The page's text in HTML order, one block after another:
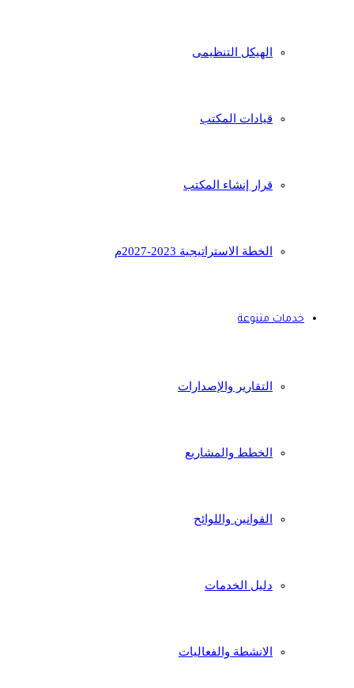
الهيكل التنظيمى
قيادات المكتب
قرار إنشاء المكتب
الخطة الاستراتيجية 2023-2027م
خدمات متنوعة
التقارير والإصدارات
الخطط والمشاريع
القوانين واللوائح
دليل الخدمات
الانشطة والفعاليات